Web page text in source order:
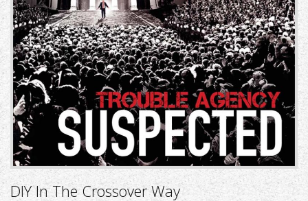
DIY In The Crossover Way